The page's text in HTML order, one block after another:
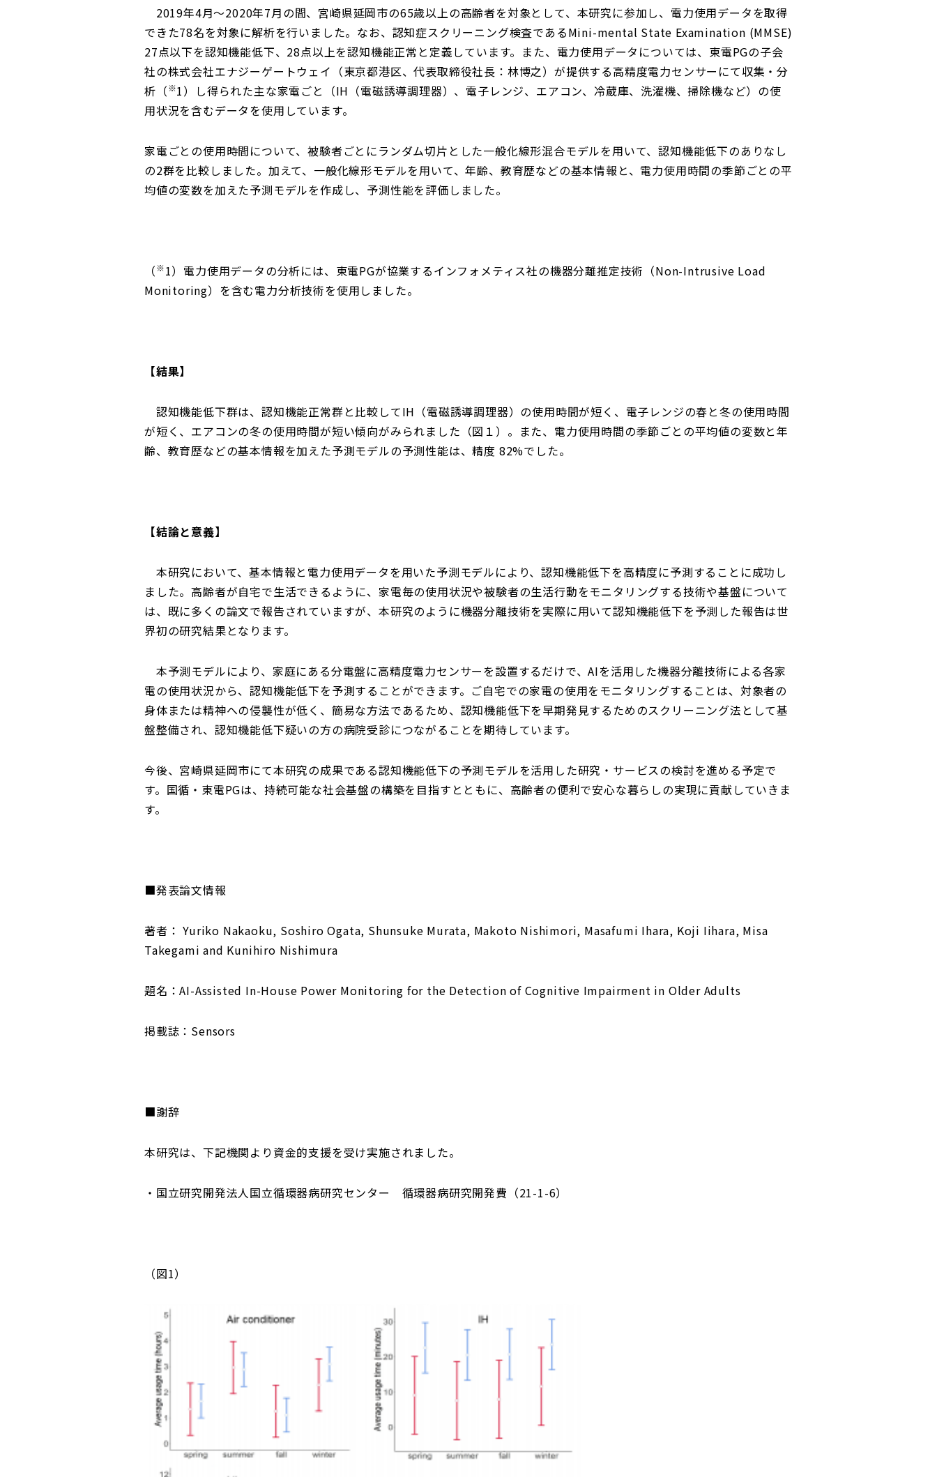
2019年4月～2020年7月の間、宮崎県延岡市の65歳以上の高齢者を対象として、本研究に参加し、電力使用データを取得
できた78名を対象に解析を行いました。なお、認知症スクリーニング検査であるMini-mental State Examination (MMSE)
27点以下を認知機能低下、28点以上を認知機能正常と定義しています。また、電力使用データについては、東電PGの子会
社の株式会社エナジーゲートウェイ（東京都港区、代表取締役社長：林博之）が提供する高精度電力センサーにて収集・分
析（※1）し得られた主な家電ごと（IH（電磁誘導調理器）、電子レンジ、エアコン、冷蔵庫、洗濯機、掃除機など）の使
用状況を含むデータを使用しています。
家電ごとの使用時間について、被験者ごとにランダム切片とした一般化線形混合モデルを用いて、認知機能低下のありなし
の2群を比較しました。加えて、一般化線形モデルを用いて、年齢、教育歴などの基本情報と、電力使用時間の季節ごとの平
均値の変数を加えた予測モデルを作成し、予測性能を評価しました。
（※1）電力使用データの分析には、東電PGが協業するインフォメティス社の機器分離推定技術（Non-Intrusive Load
Monitoring）を含む電力分析技術を使用しました。
【結果】
認知機能低下群は、認知機能正常群と比較してIH（電磁誘導調理器）の使用時間が短く、電子レンジの春と冬の使用時間
が短く、エアコンの冬の使用時間が短い傾向がみられました（図１）。また、電力使用時間の季節ごとの平均値の変数と年
齢、教育歴などの基本情報を加えた予測モデルの予測性能は、精度 82%でした。
【結論と意義】
本研究において、基本情報と電力使用データを用いた予測モデルにより、認知機能低下を高精度に予測することに成功し
ました。高齢者が自宅で生活できるように、家電毎の使用状況や被験者の生活行動をモニタリングする技術や基盤について
は、既に多くの論文で報告されていますが、本研究のように機器分離技術を実際に用いて認知機能低下を予測した報告は世
界初の研究結果となります。
本予測モデルにより、家庭にある分電盤に高精度電力センサーを設置するだけで、AIを活用した機器分離技術による各家
電の使用状況から、認知機能低下を予測することができます。ご自宅での家電の使用をモニタリングすることは、対象者の
身体または精神への侵襲性が低く、簡易な方法であるため、認知機能低下を早期発見するためのスクリーニング法として基
盤整備され、認知機能低下疑いの方の病院受診につながることを期待しています。
今後、宮崎県延岡市にて本研究の成果である認知機能低下の予測モデルを活用した研究・サービスの検討を進める予定で
す。国循・東電PGは、持続可能な社会基盤の構築を目指すとともに、高齢者の便利で安心な暮らしの実現に貢献していきま
す。
■発表論文情報
著者： Yuriko Nakaoku, Soshiro Ogata, Shunsuke Murata, Makoto Nishimori, Masafumi Ihara, Koji Iihara, Misa
Takegami and Kunihiro Nishimura
題名：AI-Assisted In-House Power Monitoring for the Detection of Cognitive Impairment in Older Adults
掲載誌：Sensors
■謝辞
本研究は、下記機関より資金的支援を受け実施されました。
・国立研究開発法人国立循環器病研究センター 循環器病研究開発費（21-1-6）
（図1）